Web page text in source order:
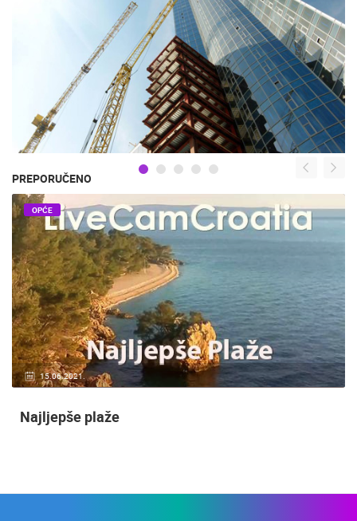
PREPORUČENO
15.06.2021.
OPĆE
Najljepše plaže